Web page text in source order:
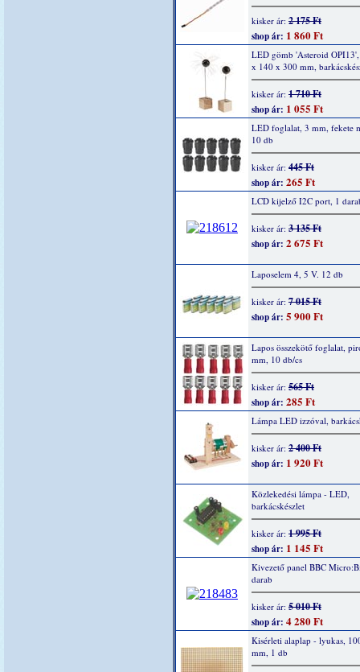
kisker ár: 2 175 Ft
shop ár: 1 860 Ft
LED gömb 'Asteroid
x 140 x 300 mm,
kisker ár: 1 710 Ft
shop ár: 1 055 Ft
LED foglalat, 3 mm, fekete
10 db
kisker ár: 445 Ft
shop ár: 265 Ft
LCD kijelző I2C port, 1
kisker ár: 3 135 Ft
shop ár: 2 675 Ft
Laposelem 4, 5 V. 12 db
kisker ár: 7 015 Ft
shop ár: 5 900 Ft
Lapos összekötő foglalat,
mm, 10 db/cs
kisker ár: 565 Ft
shop ár: 285 Ft
Lámpa LED izzóval,
kisker ár: 2 400 Ft
shop ár: 1 920 Ft
Közlekedési lámpa - LED,
barkácskészlet
kisker ár: 1 995 Ft
shop ár: 1 145 Ft
Kivezető panel BBC
darab
kisker ár: 5 010 Ft
shop ár: 4 280 Ft
Kisérleti alaplap - lyukas,
mm, 1 db